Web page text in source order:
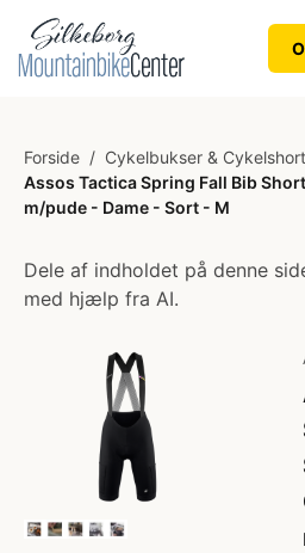
Forside / Cykelbukser &
Assos Tactica Spring Fall Bib
m/pude - Dame - Sort - M
Dele af indholdet på denne
med hjælp fra AI.